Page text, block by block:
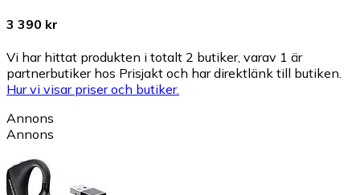
3 390 kr
Vi har hittat produkten i totalt 2 butiker, varav 1 är
partnerbutiker hos Prisjakt och har direktlänk till butiken.
Hur vi visar priser och butiker.
Annons
Annons